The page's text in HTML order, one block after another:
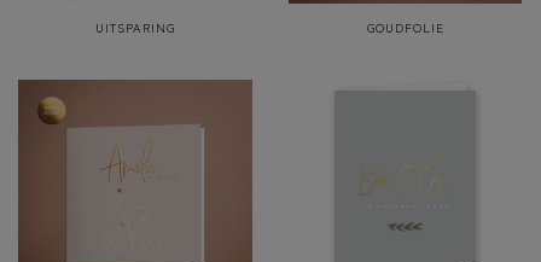
UITSPARING GOUDFOLIE